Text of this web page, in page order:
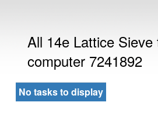
All 14e Lattice
computer 7241892
No tasks to display